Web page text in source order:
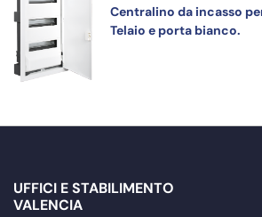
Centralino da incasso
Telaio e porta bianco.
UFFICI E STABILIMENTO
VALENCIA